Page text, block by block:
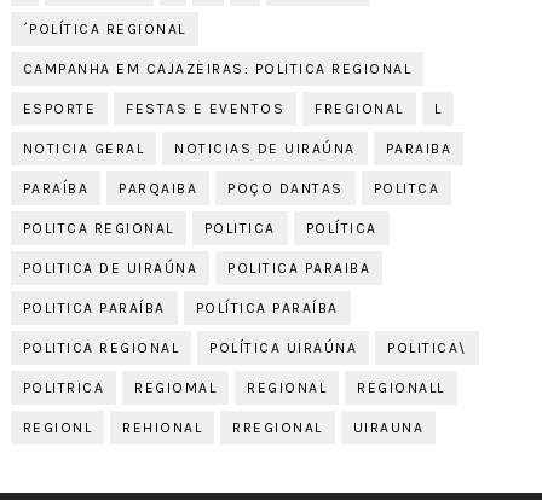
´POLÍTICA REGIONAL
CAMPANHA EM CAJAZEIRAS: POLITICA REGIONAL
ESPORTE FESTAS E EVENTOS FREGIONAL L
NOTICIA GERAL NOTICIAS DE UIRAÚNA PARAIBA
PARAÍBA PARQAIBA POÇO DANTAS POLITCA
POLITCA REGIONAL POLITICA POLÍTICA
POLITICA DE UIRAÚNA POLITICA PARAIBA
POLITICA PARAÍBA POLÍTICA PARAÍBA
POLITICA REGIONAL POLÍTICA UIRAÚNA POLITICA\
POLITRICA REGIOMAL REGIONAL REGIONALL
REGIONL REHIONAL RREGIONAL UIRAUNA